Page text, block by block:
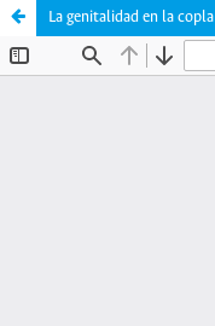
La genitalidad en la copla